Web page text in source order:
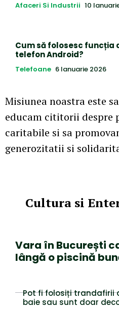
Afaceri Si Industrii 10
Cum să folosesc funcția
telefon Android?
Telefoane 6 Ianuarie 2026
Misiunea noastra este
educam cititorii despre
caritabile si sa
generozitatii si
Cultura si
Vara în București
lângă o piscină
Pot fi folosiți trandafirii
baie sau sunt doar